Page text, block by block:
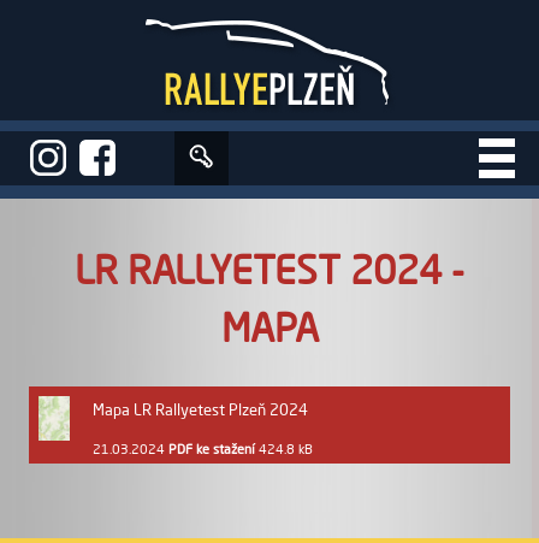
LR RALLYETEST 2024 -
MAPA
Mapa LR Rallyetest Plzeň 2024
21.03.2024 PDF ke stažení424.8 kB